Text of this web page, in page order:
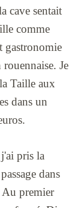
cave sentait
comme
gastronomie
Je
Taille aux
dans un
pris la
dans
Au premier